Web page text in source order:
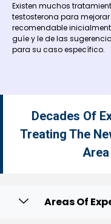
Existen muchos
testosterona para mejorar
recomendable
guíe y le de las
para su caso específico.
Decades Of
Treating The
Area
Areas Of